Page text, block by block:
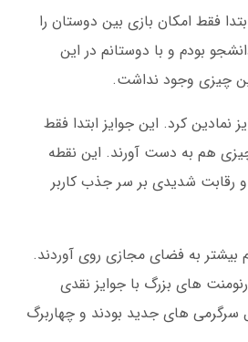
ابتدا فقط امکان بازی بین دوستان را
بودم و با دوستانم در این
چیزی وجود نداشت.
نمادین کرد. این جوایز ابتدا فقط
هم به دست آورند. این نقطه
و رقابت شدیدی بر سر جذب کاربر
بیشتر به فضای مجازی روی آوردند.
های بزرگ با جوایز نقدی
سرگرمی های جدید بودند و چهاربرگ